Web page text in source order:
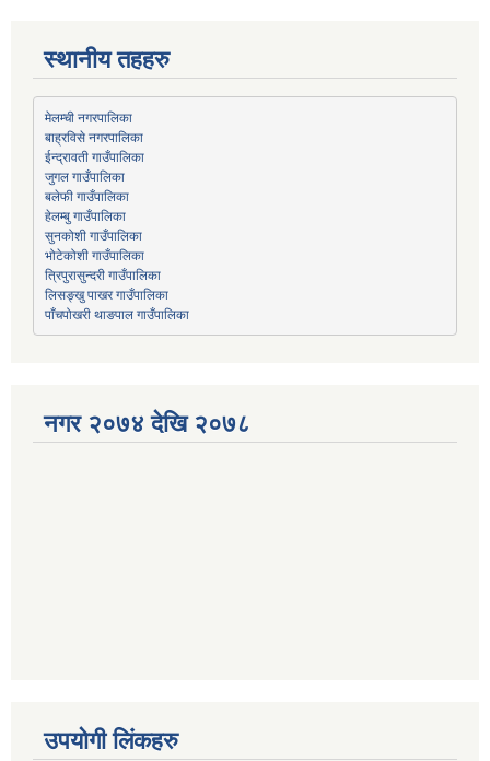
स्थानीय तहहरु
मेलम्ची नगरपालिका
बाह्रविसे नगरपालिका
ईन्द्रावती गाउँपालिका
जुगल गाउँपालिका
बलेफी गाउँपालिका
हेलम्बु गाउँपालिका
सुनकोशी गाउँपालिका
भोटेकोशी गाउँपालिका
त्रिपुरासुन्दरी गाउँपालिका
लिसङ्खु पाखर गाउँपालिका
पाँचपोखरी थाङपाल गाउँपालिका
नगर २०७४ देखि २०७८
उपयोगी लिंकहरु